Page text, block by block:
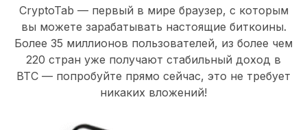
CryptoTab — первый в мире браузер, с которым
вы можете зарабатывать настоящие биткоины.
Более 35 миллионов пользователей, из более чем
220 стран уже получают стабильный доход в
BTC — попробуйте прямо сейчас, это не требует
никаких вложений!